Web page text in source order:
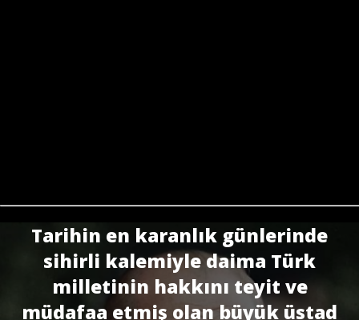
Tarihin en karanlık günlerinde
sihirli kalemiyle daima Türk
milletinin hakkını teyit ve
müdafaa etmiş olan büyük üstad